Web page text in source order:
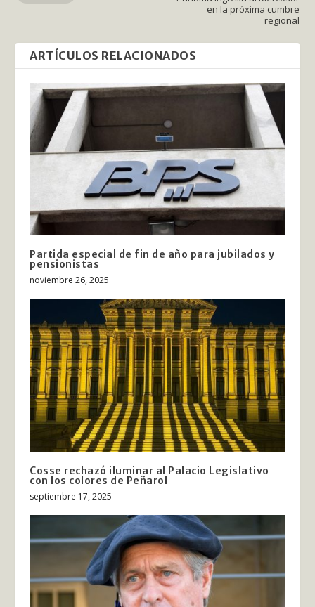
en la próxima cumbre
regional
ARTÍCULOS RELACIONADOS
Partida especial de fin de año para jubilados y
pensionistas
noviembre 26, 2025
Cosse rechazó iluminar al Palacio Legislativo
con los colores de Peñarol
septiembre 17, 2025